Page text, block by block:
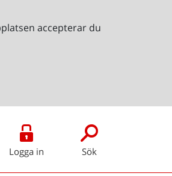
accepterar du
Logga in Sök